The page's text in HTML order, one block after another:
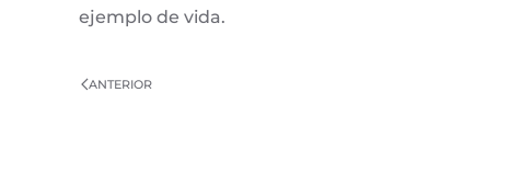
ejemplo de vida.
ANTERIOR